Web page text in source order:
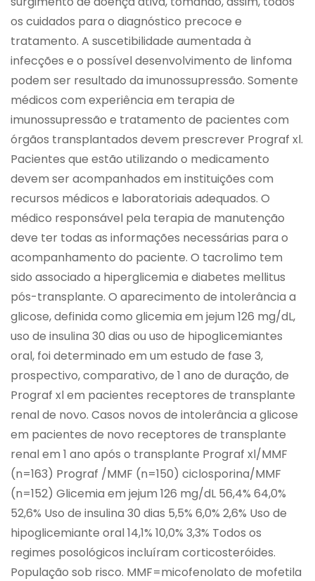
os cuidados para o diagnóstico precoce e
tratamento. A suscetibilidade aumentada à
infecções e o possível desenvolvimento de linfoma
podem ser resultado da imunossupressão. Somente
médicos com experiência em terapia de
imunossupressão e tratamento de pacientes com
órgãos transplantados devem prescrever Prograf xl.
Pacientes que estão utilizando o medicamento
devem ser acompanhados em instituições com
recursos médicos e laboratoriais adequados. O
médico responsável pela terapia de manutenção
deve ter todas as informações necessárias para o
acompanhamento do paciente. O tacrolimo tem
sido associado a hiperglicemia e diabetes mellitus
pós-transplante. O aparecimento de intolerância a
glicose, definida como glicemia em jejum 126 mg/dL,
uso de insulina 30 dias ou uso de hipoglicemiantes
oral, foi determinado em um estudo de fase 3,
prospectivo, comparativo, de 1 ano de duração, de
Prograf xl em pacientes receptores de transplante
renal de novo. Casos novos de intolerância a glicose
em pacientes de novo receptores de transplante
renal em 1 ano após o transplante Prograf xl/MMF
(n=163) Prograf /MMF (n=150) ciclosporina/MMF
(n=152) Glicemia em jejum 126 mg/dL 56,4% 64,0%
52,6% Uso de insulina 30 dias 5,5% 6,0% 2,6% Uso de
hipoglicemiante oral 14,1% 10,0% 3,3% Todos os
regimes posológicos incluíram corticosteróides.
População sob risco. MMF=micofenolato de mofetila